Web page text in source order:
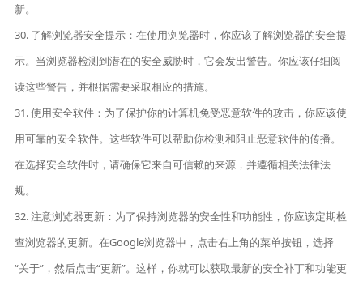
新。
30. 了解浏览器安全提示：在使用浏览器时，你应该了解浏览器的安全提
示。当浏览器检测到潜在的安全威胁时，它会发出警告。你应该仔细阅
读这些警告，并根据需要采取相应的措施。
31. 使用安全软件：为了保护你的计算机免受恶意软件的攻击，你应该使
用可靠的安全软件。这些软件可以帮助你检测和阻止恶意软件的传播。
在选择安全软件时，请确保它来自可信赖的来源，并遵循相关法律法
规。
32. 注意浏览器更新：为了保持浏览器的安全性和功能性，你应该定期检
查浏览器的更新。在Google浏览器中，点击右上角的菜单按钮，选择
“关于”，然后点击“更新”。这样，你就可以获取最新的安全补丁和功能更